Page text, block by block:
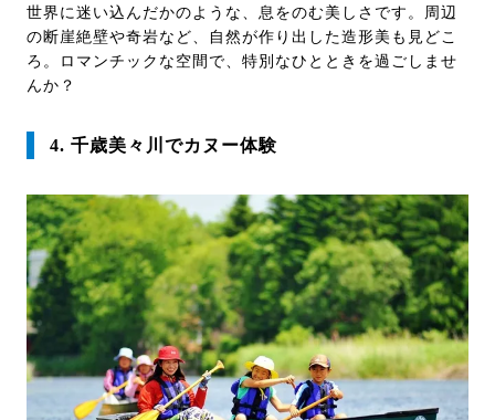
世界に迷い込んだかのような、息をのむ美しさです。周辺
の断崖絶壁や奇岩など、自然が作り出した造形美も見どこ
ろ。ロマンチックな空間で、特別なひとときを過ごしませ
んか？
4. 千歳美々川でカヌー体験